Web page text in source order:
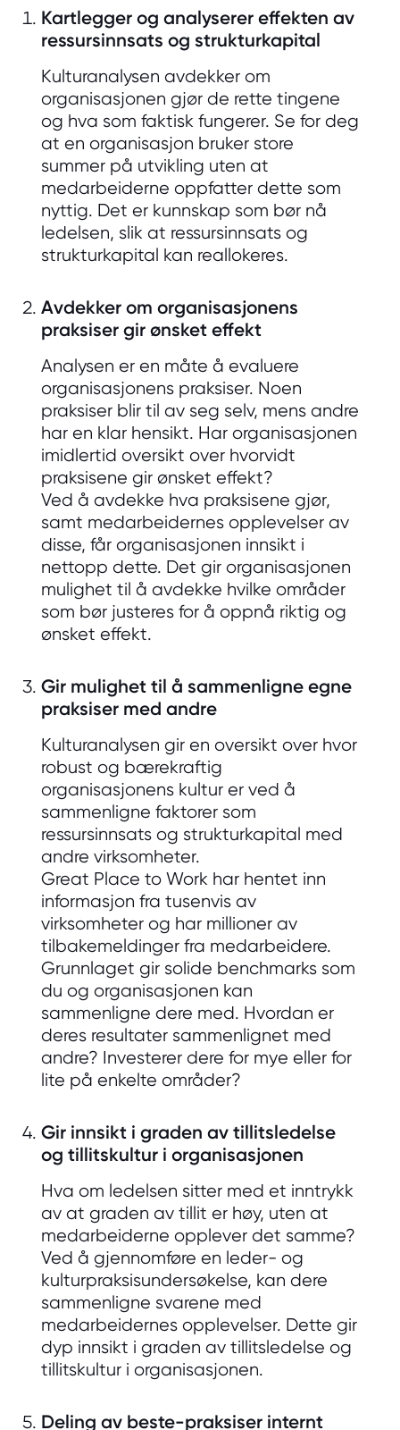
Kartlegger og analyserer effekten av
ressursinnsats og strukturkapital
Kulturanalysen avdekker om
organisasjonen gjør de rette tingene
og hva som faktisk fungerer. Se for deg
at en organisasjon bruker store
summer på utvikling uten at
medarbeiderne oppfatter dette som
nyttig. Det er kunnskap som bør nå
ledelsen, slik at ressursinnsats og
strukturkapital kan reallokeres.
Avdekker om organisasjonens
praksiser gir ønsket effekt
Analysen er en måte å evaluere
organisasjonens praksiser. Noen
praksiser blir til av seg selv, mens andre
har en klar hensikt. Har organisasjonen
imidlertid oversikt over hvorvidt
praksisene gir ønsket effekt?
Ved å avdekke hva praksisene gjør,
samt medarbeidernes opplevelser av
disse, får organisasjonen innsikt i
nettopp dette. Det gir organisasjonen
mulighet til å avdekke hvilke områder
som bør justeres for å oppnå riktig og
ønsket effekt.
Gir mulighet til å sammenligne egne
praksiser med andre
Kulturanalysen gir en oversikt over hvor
robust og bærekraftig
organisasjonens kultur er ved å
sammenligne faktorer som
ressursinnsats og strukturkapital med
andre virksomheter.
Great Place to Work har hentet inn
informasjon fra tusenvis av
virksomheter og har millioner av
tilbakemeldinger fra medarbeidere.
Grunnlaget gir solide benchmarks som
du og organisasjonen kan
sammenligne dere med. Hvordan er
deres resultater sammenlignet med
andre? Investerer dere for mye eller for
lite på enkelte områder?
Gir innsikt i graden av tillitsledelse
og tillitskultur i organisasjonen
Hva om ledelsen sitter med et inntrykk
av at graden av tillit er høy, uten at
medarbeiderne opplever det samme?
Ved å gjennomføre en leder- og
kulturpraksisundersøkelse, kan dere
sammenligne svarene med
medarbeidernes opplevelser. Dette gir
dyp innsikt i graden av tillitsledelse og
tillitskultur i organisasjonen.
Deling av beste-praksiser internt